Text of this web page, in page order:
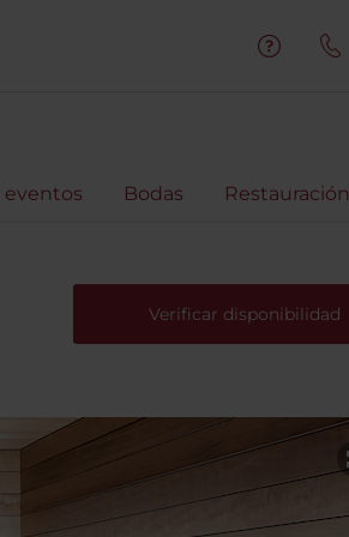
eventos Bodas Restauración
Verificar disponibilidad